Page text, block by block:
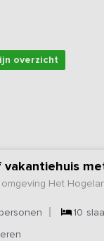
overzicht
Het
personen 10